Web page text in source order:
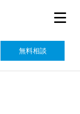
無料相談